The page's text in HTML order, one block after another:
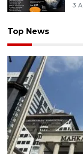
3
Top News